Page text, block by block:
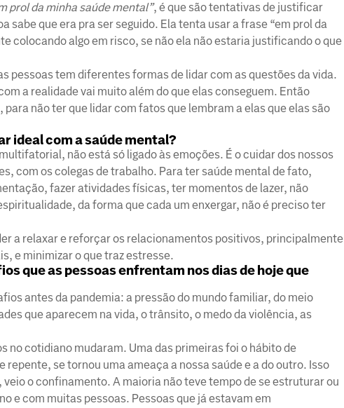
prol da minha saúde mental”, é que são tentativas de justificar
sabe que era pra ser seguido. Ela tenta usar a frase “em prol da
colocando algo em risco, se não ela não estaria justificando o que
pessoas tem diferentes formas de lidar com as questões da vida.
a realidade vai muito além do que elas conseguem. Então
não ter que lidar com fatos que lembram a elas que elas são
ideal com a saúde mental?
não está só ligado às emoções. É o cuidar dos nossos
com os colegas de trabalho. Para ter saúde mental de fato,
fazer atividades físicas, ter momentos de lazer, não
da forma que cada um enxergar, não é preciso ter
a relaxar e reforçar os relacionamentos positivos, principalmente
e minimizar o que traz estresse.
que as pessoas enfrentam nos dias de hoje que
antes da pandemia: a pressão do mundo familiar, do meio
que aparecem na vida, o trânsito, o medo da violência, as
no cotidiano mudaram. Uma das primeiras foi o hábito de
se tornou uma ameaça a nossa saúde e a do outro. Isso
o confinamento. A maioria não teve tempo de se estruturar ou
e com muitas pessoas. Pessoas que já estavam em